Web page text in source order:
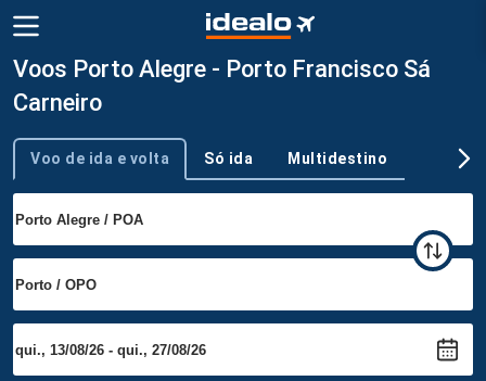
Voos Porto Alegre - Porto Francisco Sá
Carneiro
Tipo de viagem
Voo de ida e volta Só ida Multidestino